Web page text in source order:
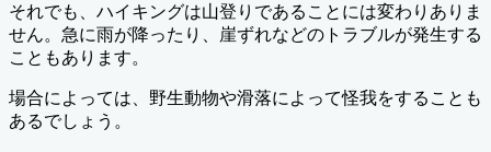
それでも、ハイキングは山登りであることには変わりありま
せん。急に雨が降ったり、崖ずれなどのトラブルが発生する
こともあります。
場合によっては、野生動物や滑落によって怪我をすることも
あるでしょう。